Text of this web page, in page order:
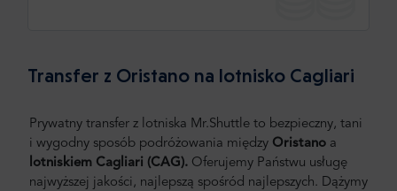
Transfer z Oristano na lotnisko Cagliari
Prywatny transfer z lotniska Mr.Shuttle to bezpieczny, tani
i wygodny sposób podróżowania między Oristano a
lotniskiem Cagliari (CAG). Oferujemy Państwu usługę
najwyższej jakości, najlepszą spośród najlepszych. Dążymy